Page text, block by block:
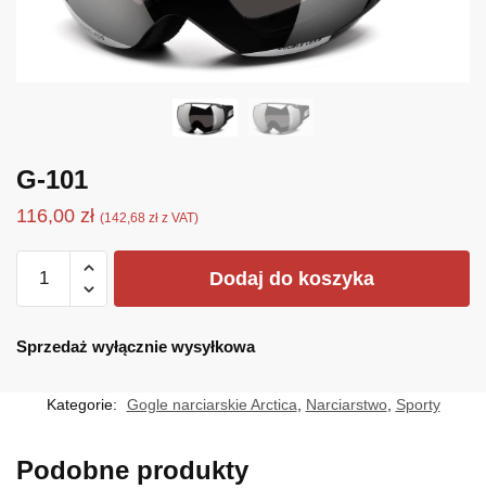
G-101
116,00 zł (142,68 zł z VAT)
Dodaj do koszyka
Sprzedaż wyłącznie wysyłkowa
Kategorie: Gogle narciarskie Arctica Narciarstwo, Sporty
Podobne produkty